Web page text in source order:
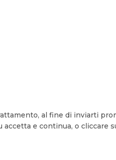
al fine di inviarti
e continua, o cliccare